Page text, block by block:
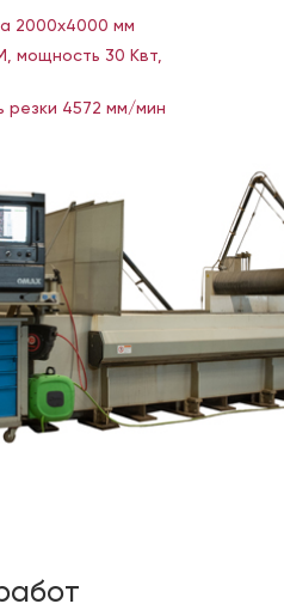
2000х4000 мм
мощность 30 Квт,
резки 4572 мм/мин